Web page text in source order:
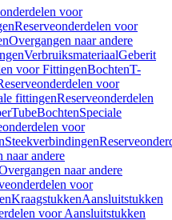
voor
Reserveonderdelen voor
Overgangen naar andere
VerbruiksmateriaalGeberit
voor FittingenBochtenT-
voor
fittingenReserveonderdelen
BochtenSpeciale
voor
Steekverbindingen
naar andere
naar andere
voor
KraagstukkenAansluitstukken
voor Aansluitstukken